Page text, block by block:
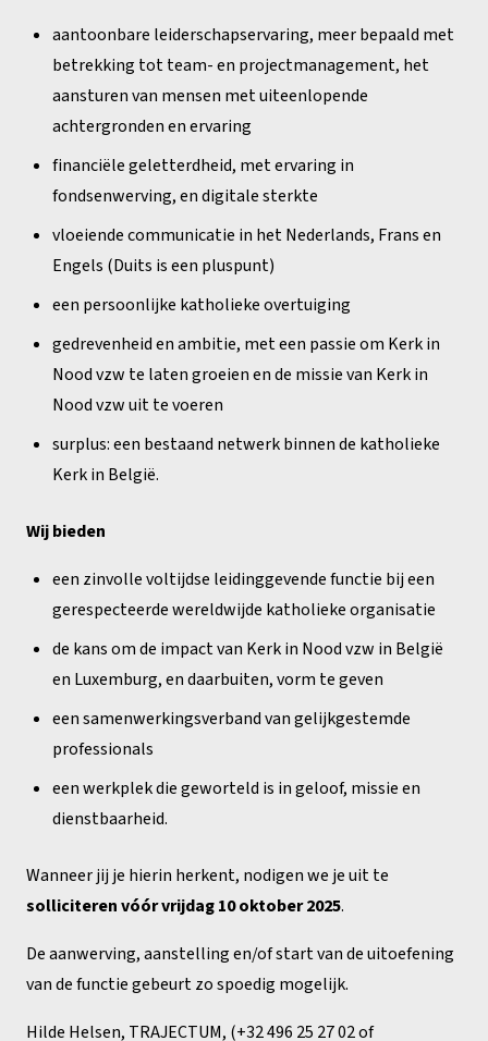
aantoonbare leiderschapservaring, meer bepaald met
betrekking tot team- en projectmanagement, het
aansturen van mensen met uiteenlopende
achtergronden en ervaring
financiële geletterdheid, met ervaring in
fondsenwerving, en digitale sterkte
vloeiende communicatie in het Nederlands, Frans en
Engels (Duits is een pluspunt)
een persoonlijke katholieke overtuiging
gedrevenheid en ambitie, met een passie om Kerk in
Nood vzw te laten groeien en de missie van Kerk in
Nood vzw uit te voeren
surplus: een bestaand netwerk binnen de katholieke
Kerk in België.
Wij bieden
een zinvolle voltijdse leidinggevende functie bij een
gerespecteerde wereldwijde katholieke organisatie
de kans om de impact van Kerk in Nood vzw in België
en Luxemburg, en daarbuiten, vorm te geven
een samenwerkingsverband van gelijkgestemde
professionals
een werkplek die geworteld is in geloof, missie en
dienstbaarheid.
Wanneer jij je hierin herkent, nodigen we je uit te
solliciteren vóór vrijdag 10 oktober 2025.
De aanwerving, aanstelling en/of start van de uitoefening
van de functie gebeurt zo spoedig mogelijk.
Hilde Helsen, TRAJECTUM, (+32 496 25 27 02 of